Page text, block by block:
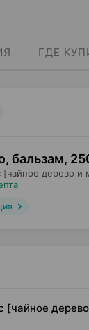
ГДЕ
бальзам,
[чайное дерево и
[чайное